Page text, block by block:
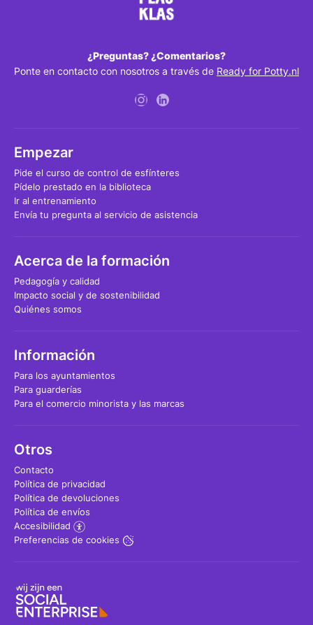
¿Preguntas? ¿Comentarios?
Ponte en contacto con nosotros a través de Ready for Potty.nl
Empezar
Pide el curso de control de esfínteres
Pídelo prestado en la biblioteca
Ir al entrenamiento
Envía tu pregunta al servicio de asistencia
Acerca de la formación
Pedagogía y calidad
Impacto social y de sostenibilidad
Quiénes somos
Información
Para los ayuntamientos
Para guarderías
Para el comercio minorista y las marcas
Otros
Contacto
Política de privacidad
Política de devoluciones
Política de envíos
Accesibilidad
Preferencias de cookies